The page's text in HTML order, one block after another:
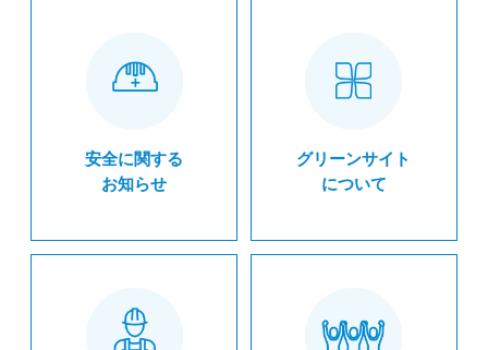
安全に関する
お知らせ
グリーンサイト
について